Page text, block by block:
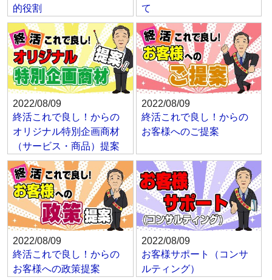
的役割
て
2022/08/09
終活これで良し！からの
オリジナル特別企画商材
（サービス・商品）提案
2022/08/09
終活これで良し！からの
お客様へのご提案
2022/08/09
終活これで良し！からの
お客様への政策提案
2022/08/09
お客様サポート（コンサ
ルティング）